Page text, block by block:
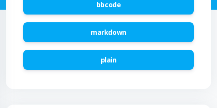
bbcode
markdown
plain